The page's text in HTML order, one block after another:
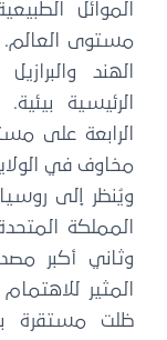
الموائل
مستوى
الهند
الرئيسية
الرابعة على
مخاوف في
ويُنظر إلى
المملكة
وثاني أكبر
المثير
ظلت مستقرة